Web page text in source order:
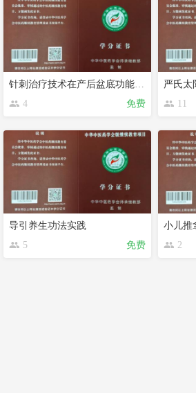
4
免费
11
导引养生功法实践
5
免费
2